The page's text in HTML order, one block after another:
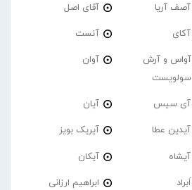
آصف آریا آقای اصل
آکای آنست
آواس و آرش
سولویست
آوان
آی سیس آیان
آیدین عطا آیریک بویز
آیشاه آیکان
اَبراد ابراهیم ارزانی